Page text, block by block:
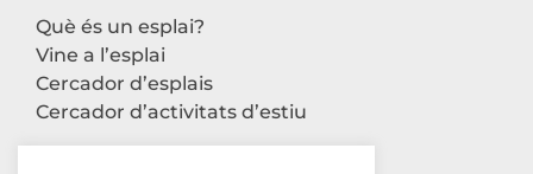
Què és un esplai?
Vine a l’esplai
Cercador d’esplais
Cercador d’activitats d’estiu